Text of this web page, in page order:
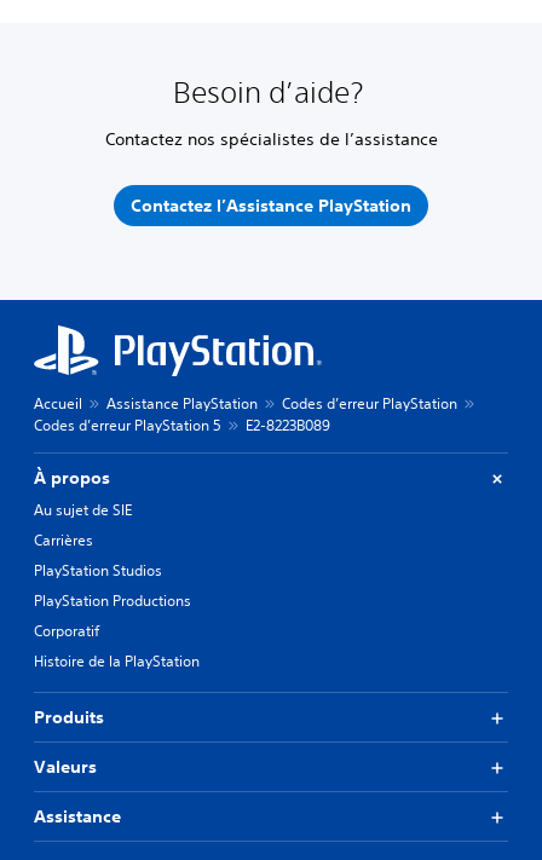
Besoin d’aide?
Contactez nos spécialistes de l’assistance
Contactez l’Assistance PlayStation
Accueil Assistance PlayStation
Codes d’erreur PlayStation
Codes d’erreur PlayStation 5
E2-8223B089
À propos
Au sujet de SIE
Carrières
PlayStation Studios
PlayStation Productions
Corporatif
Histoire de la PlayStation
Produits
Valeurs
Assistance